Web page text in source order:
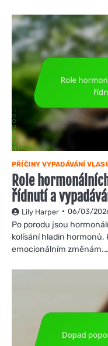
PŘÍČINY VYPADÁVÁNÍ
Role
řídnutí a
Lily Harper 06/03/
Po porodu jsou
kolísání hladin
emocionálním změnám.…